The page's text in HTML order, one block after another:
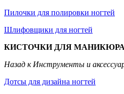
Пилочки для полировки ногтей
Шлифовщики для ногтей
КИСТОЧКИ ДЛЯ МАНИКЮРА
Назад к Инструменты и
Дотсы для дизайна ногтей